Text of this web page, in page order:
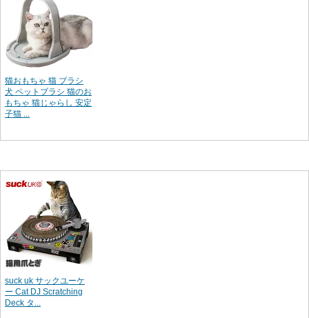
猫おもちゃ 猫 ブラシ
犬 ペットブラシ 猫のお
もちゃ 猫じゃらし 安定
子猫 ...
suck uk サックユーケ
ー Cat DJ Scratching
Deck タ...